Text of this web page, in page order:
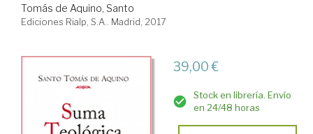
Tomás de Aquino, Santo
Ediciones Rialp, S.A.. Madrid, 2017
39,00 €
Stock en librería. Envío
en 24/48 horas